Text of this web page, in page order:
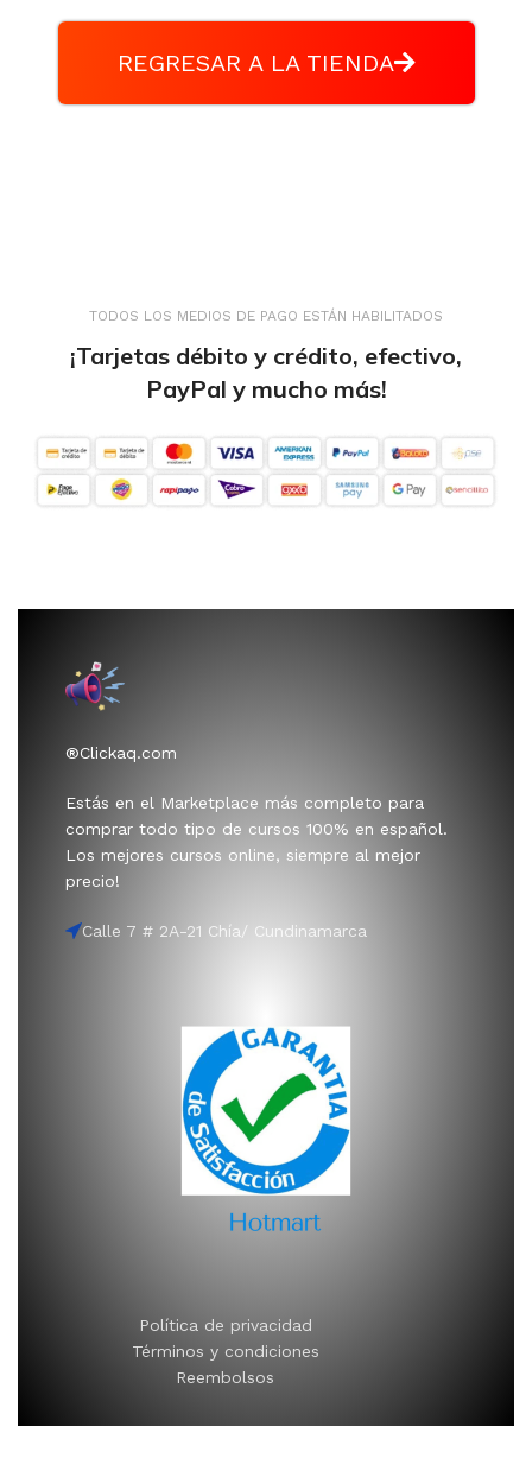
REGRESAR A LA TIENDA
TODOS LOS MEDIOS DE PAGO ESTÁN HABILITADOS
¡Tarjetas débito y crédito, efectivo,
PayPal y mucho más!
®Clickaq.com
Estás en el Marketplace más completo para
comprar todo tipo de cursos 100% en español.
Los mejores cursos online, siempre al mejor
precio!
Calle 7 # 2A-21 Chía/ Cundinamarca
Política de privacidad
Términos y condiciones
Reembolsos